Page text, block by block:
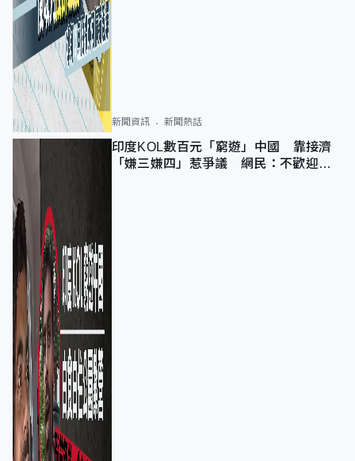
新聞資訊 新聞熱話
印度KOL數百元「窮遊」中國 靠接濟
「嫌三嫌四」惹爭議 網民：不歡迎劣